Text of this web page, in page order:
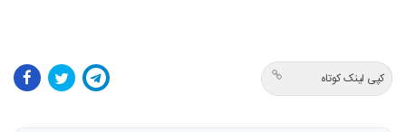
کپی لینک کوتاه